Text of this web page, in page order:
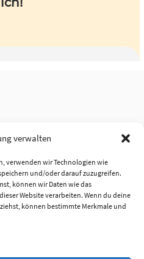
verwalten
verwenden wir Technologien wie
und/oder darauf zuzugreifen.
können wir Daten wie das
Website verarbeiten. Wenn du deine
können bestimmte Merkmale und